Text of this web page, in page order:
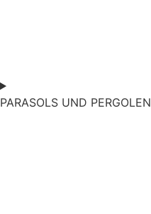
PARASOLS UND PERGOLEN